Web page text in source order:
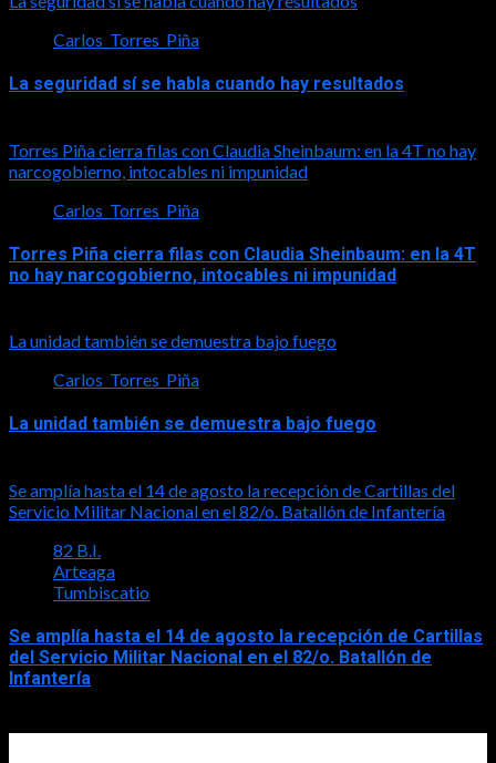
Carlos_Torres_Piña
La seguridad sí se habla cuando hay resultados
Torres Piña cierra filas con Claudia Sheinbaum: en la 4T no hay
narcogobierno, intocables ni impunidad
Carlos_Torres_Piña
Torres Piña cierra filas con Claudia Sheinbaum: en la 4T
no hay narcogobierno, intocables ni impunidad
La unidad también se demuestra bajo fuego
Carlos_Torres_Piña
La unidad también se demuestra bajo fuego
Se amplía hasta el 14 de agosto la recepción de Cartillas del
Servicio Militar Nacional en el 82/o. Batallón de Infantería
82 B.I.
Arteaga
Tumbiscatio
Se amplía hasta el 14 de agosto la recepción de Cartillas
del Servicio Militar Nacional en el 82/o. Batallón de
Infantería